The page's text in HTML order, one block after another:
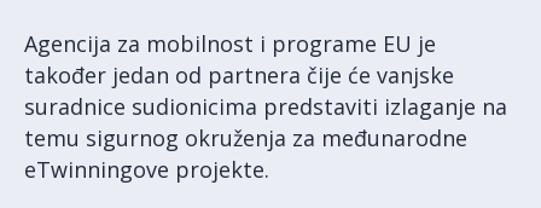
Agencija za mobilnost i programe EU je
također jedan od partnera čije će vanjske
suradnice sudionicima predstaviti izlaganje na
temu sigurnog okruženja za međunarodne
eTwinningove projekte.